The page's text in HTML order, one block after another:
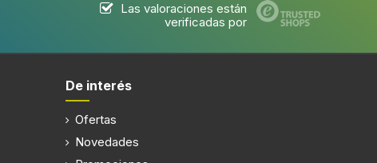
Las valoraciones están
verificadas por
De interés
Ofertas
Novedades